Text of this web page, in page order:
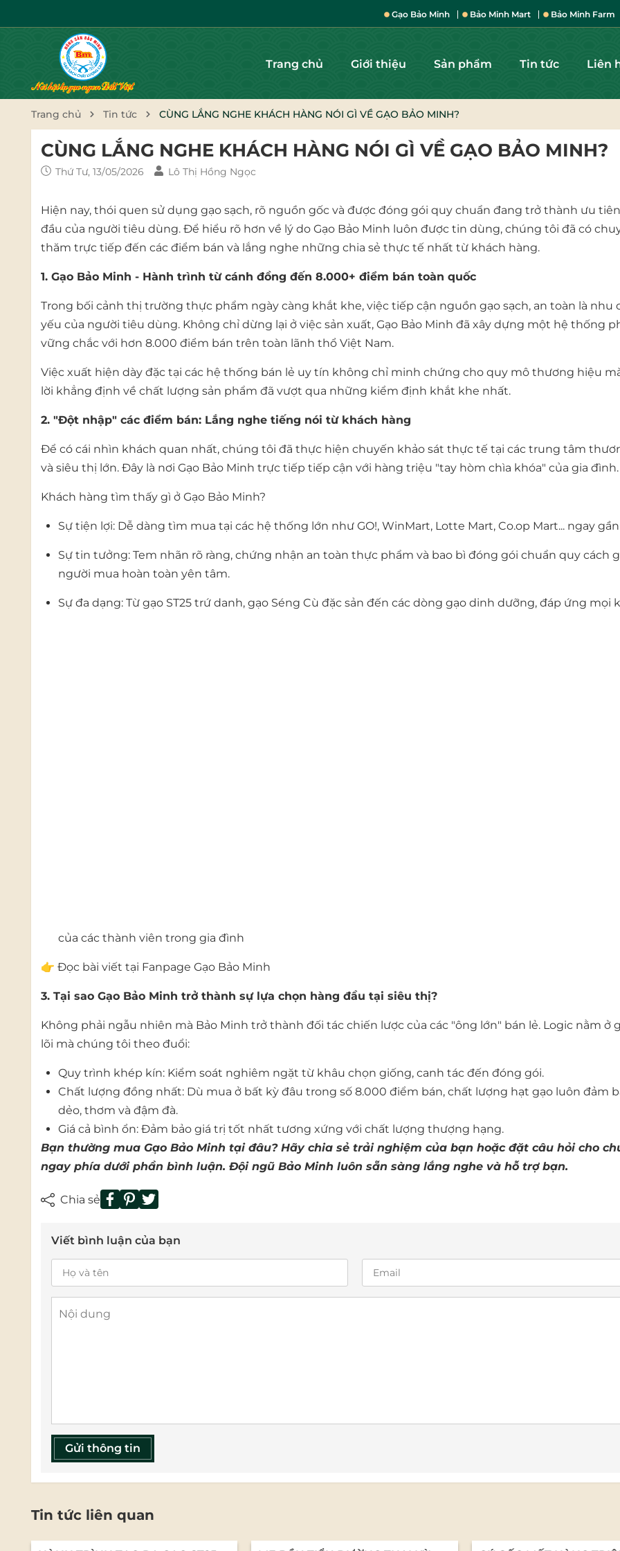
Gạo Bảo Minh Bảo Minh Mart Bảo Minh Farm
Trang chủ Giới thiệu Sản phẩm Tin tức Liên
Trang chủ Tin tức CÙNG LẮNG NGHE KHÁCH HÀNG NÓI GÌ VỀ GẠO BẢO MINH?
CÙNG LẮNG NGHE KHÁCH HÀNG NÓI GÌ VỀ GẠO BẢO MINH?
Thứ Tư, 13/05/2026 Lô Thị Hồng Ngọc
Hiện nay, thói quen sử dụng gạo sạch, rõ nguồn gốc và được đóng gói quy chuẩn đang trở thành ưu
đầu của người tiêu dùng. Để hiểu rõ hơn về lý do Gạo Bảo Minh luôn được tin dùng, chúng tôi đã có
thăm trực tiếp đến các điểm bán và lắng nghe những chia sẻ thực tế nhất từ khách hàng.
1. Gạo Bảo Minh - Hành trình từ cánh đồng đến 8.000+ điểm bán toàn quốc
Trong bối cảnh thị trường thực phẩm ngày càng khắt khe, việc tiếp cận nguồn gạo sạch, an toàn là nhu
yếu của người tiêu dùng. Không chỉ dừng lại ở việc sản xuất, Gạo Bảo Minh đã xây dựng một hệ thống
vững chắc với hơn 8.000 điểm bán trên toàn lãnh thổ Việt Nam.
Việc xuất hiện dày đặc tại các hệ thống bán lẻ uy tín không chỉ minh chứng cho quy mô thương hiệu
lời khẳng định về chất lượng sản phẩm đã vượt qua những kiểm định khắt khe nhất.
2. "Đột nhập" các điểm bán: Lắng nghe tiếng nói từ khách hàng
Để có cái nhìn khách quan nhất, chúng tôi đã thực hiện chuyến khảo sát thực tế tại các trung tâm
và siêu thị lớn. Đây là nơi Gạo Bảo Minh trực tiếp tiếp cận với hàng triệu "tay hòm chìa khóa" của gia đình.
Khách hàng tìm thấy gì ở Gạo Bảo Minh?
Sự tiện lợi: Dễ dàng tìm mua tại các hệ thống lớn như GO!, WinMart, Lotte Mart, Co.op Mart... ngay
Sự tin tưởng: Tem nhãn rõ ràng, chứng nhận an toàn thực phẩm và bao bì đóng gói chuẩn quy cách
người mua hoàn toàn yên tâm.
Sự đa dạng: Từ gạo ST25 trứ danh, gạo Séng Cù đặc sản đến các dòng gạo dinh dưỡng, đáp ứng mọi
của các thành viên trong gia đình
👉 Đọc bài viết tại Fanpage Gạo Bảo Minh
3. Tại sao Gạo Bảo Minh trở thành sự lựa chọn hàng đầu tại siêu thị?
Không phải ngẫu nhiên mà Bảo Minh trở thành đối tác chiến lược của các "ông lớn" bán lẻ. Logic nằm ở
lõi mà chúng tôi theo đuổi:
Quy trình khép kín: Kiểm soát nghiêm ngặt từ khâu chọn giống, canh tác đến đóng gói.
Chất lượng đồng nhất: Dù mua ở bất kỳ đâu trong số 8.000 điểm bán, chất lượng hạt gạo luôn đảm
dẻo, thơm và đậm đà.
Giá cả bình ổn: Đảm bảo giá trị tốt nhất tương xứng với chất lượng thượng hạng.
Bạn thường mua Gạo Bảo Minh tại đâu? Hãy chia sẻ trải nghiệm của bạn hoặc đặt câu hỏi cho
ngay phía dưới phần bình luận. Đội ngũ Bảo Minh luôn sẵn sàng lắng nghe và hỗ trợ bạn.
Chia sẻ
Viết bình luận của bạn
Gửi thông tin
Tin tức liên quan